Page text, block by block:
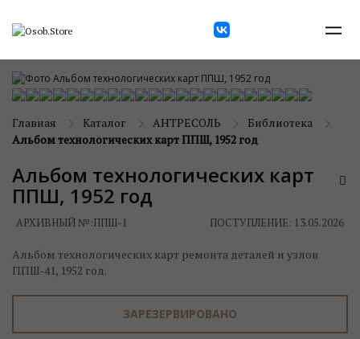
Главная Каталог АНТРЕСОЛЬ
Библиотека
Альбом технологических карт ППШ, 1952 год
Альбом технологических карт
ППШ, 1952 год
АРХИВНЫЙ №:ППШ-1 ПОСТУПЛЕНИЕ: 13.05.2026
Альбом технологических карт ремонта деталей и узлов
ППШ-41, 1952 год.
ЗАРЕЗЕРВИРОВАНО